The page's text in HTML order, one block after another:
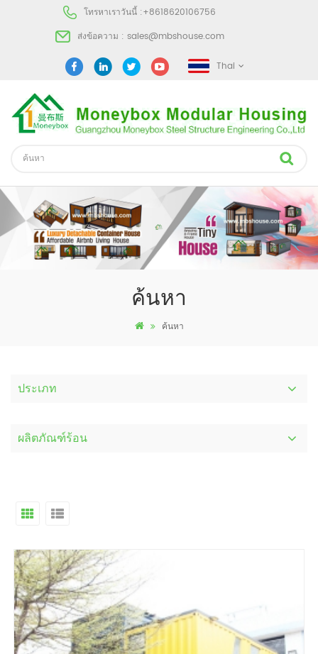
โทรหาเราวันนี้ :+8618620106756
ส่งข้อความ : sales@mbshouse.com
Thai
ค้นหา
ค้นหา
ประเภท
ผลิตภัณฑ์ร้อน